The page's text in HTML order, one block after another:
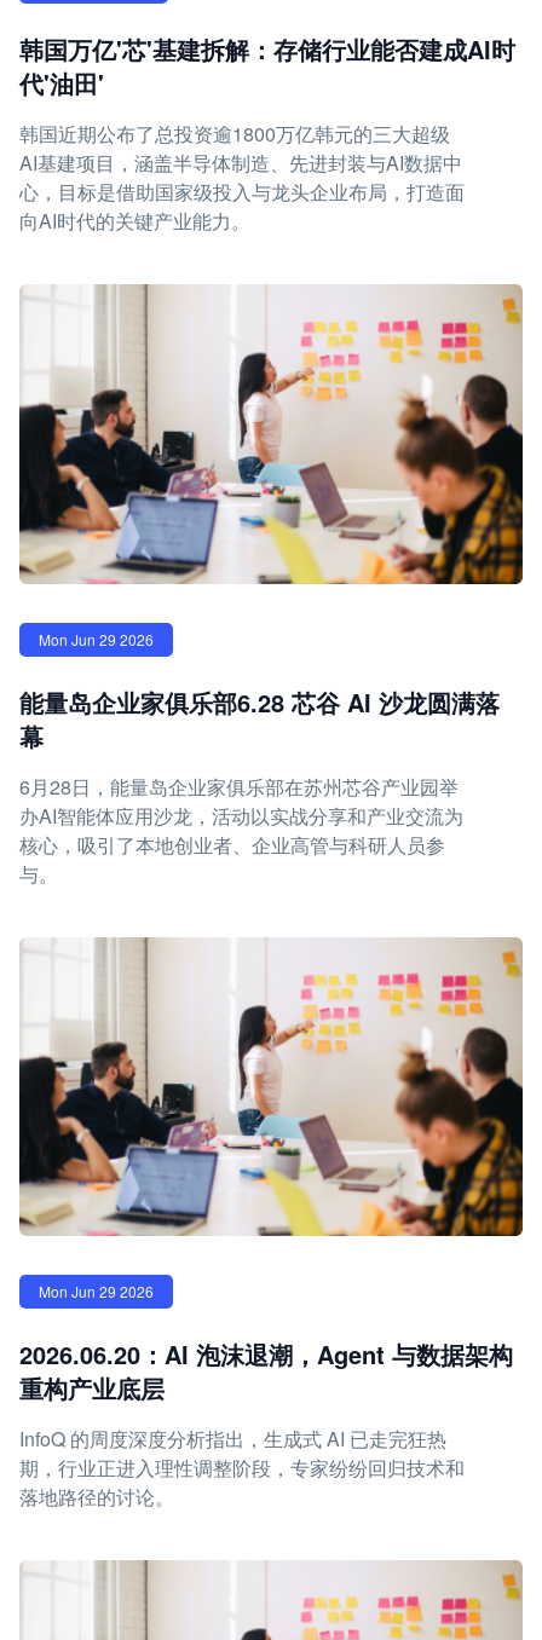
韩国万亿'芯'基建拆解：存储行业能否建成AI时
代'油田'
韩国近期公布了总投资逾1800万亿韩元的三大超级
AI基建项目，涵盖半导体制造、先进封装与AI数据中
心，目标是借助国家级投入与龙头企业布局，打造面
向AI时代的关键产业能力。
Mon Jun 29 2026
能量岛企业家俱乐部6.28 芯谷 AI 沙龙圆满落
幕
6月28日，能量岛企业家俱乐部在苏州芯谷产业园举
办AI智能体应用沙龙，活动以实战分享和产业交流为
核心，吸引了本地创业者、企业高管与科研人员参
与。
Mon Jun 29 2026
2026.06.20：AI 泡沫退潮，Agent 与数据架构
重构产业底层
InfoQ 的周度深度分析指出，生成式 AI 已走完狂热
期，行业正进入理性调整阶段，专家纷纷回归技术和
落地路径的讨论。